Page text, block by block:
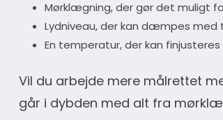
Mørklægning, der gør det muligt
Lydniveau, der kan dæmpes
En temperatur, der kan
Vil du arbejde mere målrettet
går i dybden med alt fra